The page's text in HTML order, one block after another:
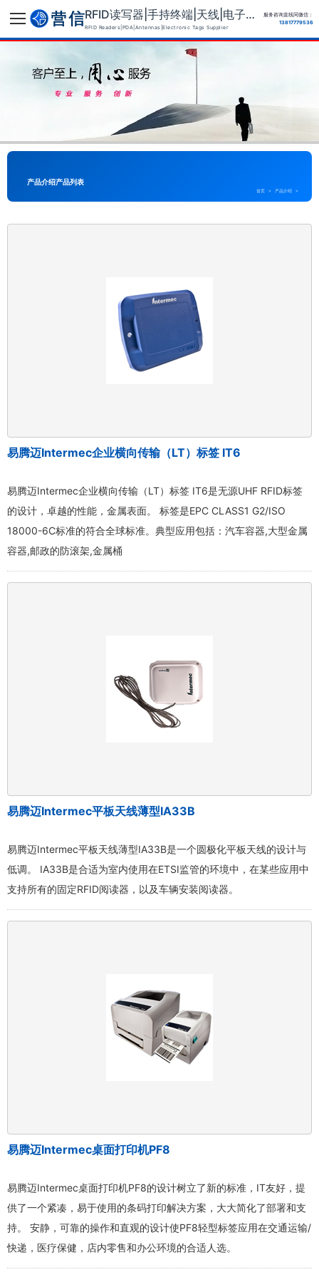
RFID读写器|手持终端|天线|电子标签供应商
RFID Readers|PDA|Antennas|Electronic Tags Supplier
服务咨询直线同微信：
13817779536
产品介绍产品列表
首页 > 产品介绍 >
易腾迈Intermec企业横向传输（LT）标签 IT6
易腾迈Intermec企业横向传输（LT）标签 IT6是无源UHF RFID标签
的设计，卓越的性能，金属表面。 标签是EPC CLASS1 G2/ISO
18000-6C标准的符合全球标准。典型应用包括：汽车容器,大型金属
容器,邮政的防滚架,金属桶
易腾迈Intermec平板天线薄型IA33B
易腾迈Intermec平板天线薄型IA33B是一个圆极化平板天线的设计与
低调。 IA33B是合适为室内使用在ETSI监管的环境中，在某些应用中
支持所有的固定RFID阅读器，以及车辆安装阅读器。
易腾迈Intermec桌面打印机PF8
易腾迈Intermec桌面打印机PF8的设计树立了新的标准，IT友好，提
供了一个紧凑，易于使用的条码打印解决方案，大大简化了部署和支
持。 安静，可靠的操作和直观的设计使PF8轻型标签应用在交通运输/
快递，医疗保健，店内零售和办公环境的合适人选。